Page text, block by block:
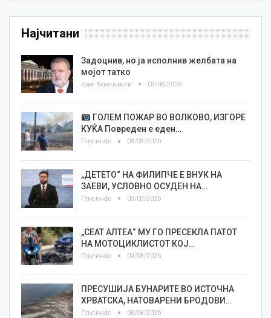
Најчитани
Задоцнив, но ја исполнив желбата на
мојот татко
Јове Кекеновски 08/08/2026
ГОЛЕМ ПОЖАР ВО ВОЛКОВО, ИЗГОРЕ
КУЌА Повреден е еден…
Плусинфо 08/08/2026
„ДЕТЕТО“ НА ФИЛИПЧЕ Е ВНУК НА
ЗАЕВИ, УСЛОВНО ОСУДЕН НА…
Плусинфо 08/08/2026
„СЕАТ АЛТЕА“ МУ ГО ПРЕСЕКЛА ПАТОТ
НА МОТОЦИКЛИСТОТ КОЈ…
Плусинфо 09/08/2026
ПРЕСУШИЈА БУНАРИТЕ ВО ИСТОЧНА
ХРВАТСКА, НАТОВАРЕНИ БРОДОВИ…
Плусинфо 08/08/2026